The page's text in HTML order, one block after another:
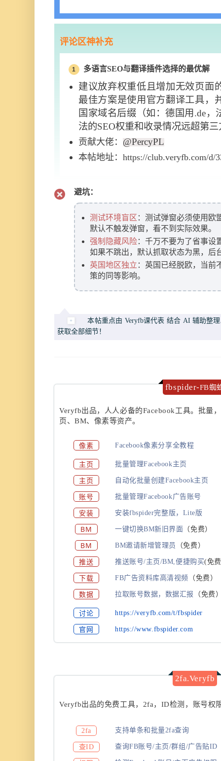
评论区神补充
1 多语言SEO与翻译插件选择的最优解
建议放弃权重低且增加无效页面
最佳方案是使用官方翻译工具，
国家域名后缀（如：德国用.de，
法的SEO权重和收录情况远超第
贡献大佬： @PercyPL
本帖地址：https://club.veryfb.com/d/
避坑：
测试环境盲区 ：测试弹窗必须使用欧
默认不触发弹窗，看不到实际效果。
强制隐藏风险：千万不要为了省事设
如果不跳出，默认抓取状态为黑，后
英国地区独立 ：英国已经脱欧，当前
策的同等影响。
本帖重点由 Veryfb课代表 结合 AI 辅助整
获取全部细节！
fbspider-FB蜘
Veryfb出品，人人必备的Facebook工具。批量
页、BM、像素等资产。
像素 Facebook像素分享全教程
主页 批量管理Facebook主页
主页 自动化批量创建Facebook主页
账号 批量管理Facebook广告账号
安装 安装fbspider完整版，Lite版
BM 一键切换BM新旧界面 （免费）
BM BM邀请新增管理员 （免费）
推送 推送账号/主页/BM,便捷购买(免
下载 FB广告资料库高清视频 （免费）
数据 拉取账号数据，数据汇报 （免费
讨论 https://veryfb.com/t/fbspider
官网 https://www.fbspider.com
2fa.Veryfb
Veryfb出品的免费工具，2fa，ID检测，账号权
2fa 支持单条和批量2fa查询
查ID 查询FB账号/主页/群组/广告贴ID